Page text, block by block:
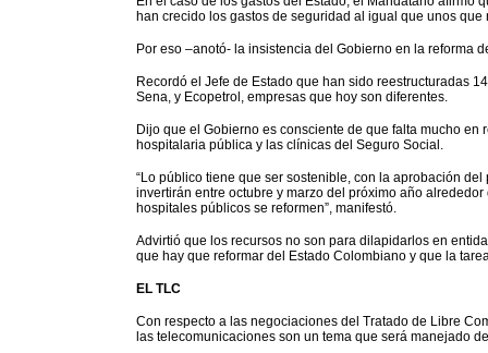
han crecido los gastos de seguridad al igual que unos
Por eso –anotó- la insistencia del Gobierno en la reforma
Recordó el Jefe de Estado que han sido reestructuradas
Sena, y Ecopetrol, empresas que hoy son diferentes.
Dijo que el Gobierno es consciente de que falta mucho
hospitalaria pública y las clínicas del Seguro Social.
“Lo público tiene que ser sostenible, con la aprobación
invertirán entre octubre y marzo del próximo año
hospitales públicos se reformen”, manifestó.
Advirtió que los recursos no son para dilapidarlos en
que hay que reformar del Estado Colombiano y que la
EL TLC
Con respecto a las negociaciones del Tratado de Libre
las telecomunicaciones son un tema que será manejado